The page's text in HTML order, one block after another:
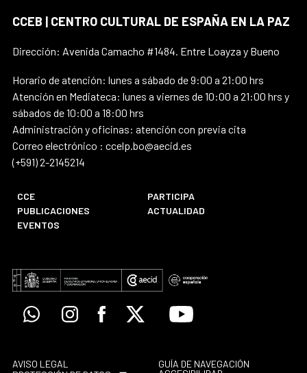
CCEB | CENTRO CULTURAL DE ESPAÑA EN LA PAZ
Dirección: Avenida Camacho #1484. Entre Loayza y Bueno
Horario de atención: lunes a sábado de 9:00 a 21:00 hrs
Atención en Mediateca: lunes a viernes de 10:00 a 21:00 hrs y
sábados de 10:00 a 18:00 hrs
Administración y oficinas: atención con previa cita
Correo electrónico : ccelp.bo@aecid.es
(+591) 2-2145214
CCE
PARTICIPA
PUBLICACIONES
ACTUALIDAD
EVENTOS
WhatsappInstagramFacebook
X Youtube
AVISO LEGAL
GUÍA DE NAVEGACIÓN